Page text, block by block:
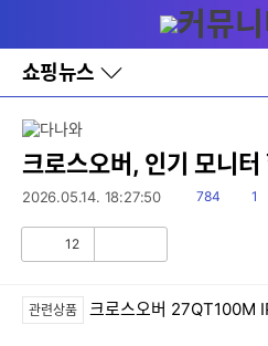
와
홈
쇼핑뉴스
바
로
레
이
어
토
크로스오버, 인기 모니터
2026.05.14. 18:27:50
읽
784
댓1
12
관련상품